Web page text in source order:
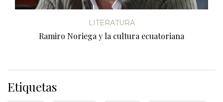
LITERATURA
Ramiro Noriega y la cultura ecuatoriana
Etiquetas